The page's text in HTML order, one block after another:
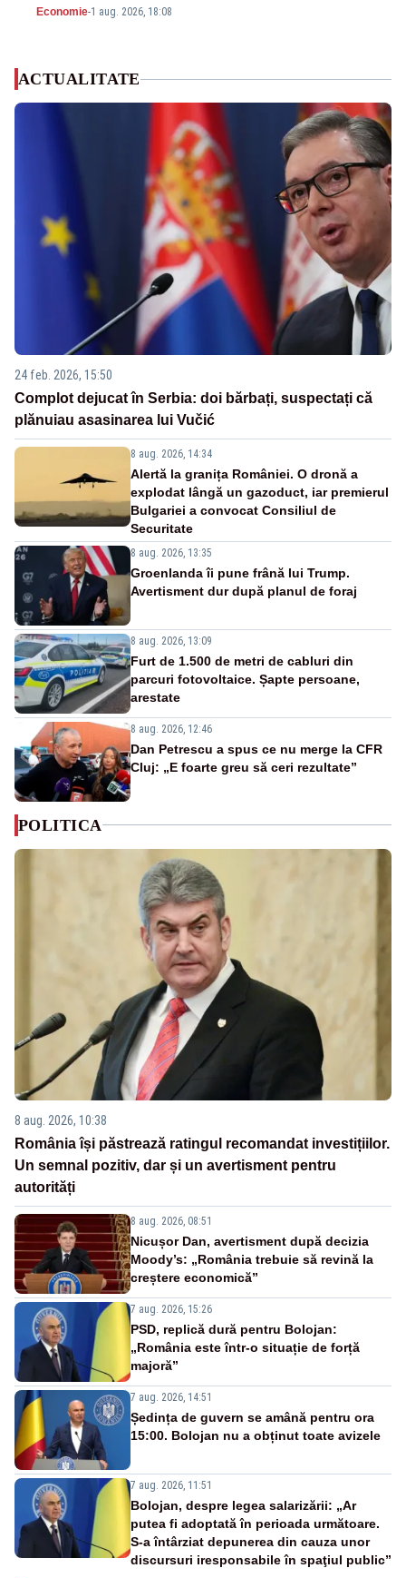
Economie-1 aug. 2026, 18:08
ACTUALITATE
24 feb. 2026, 15:50
Complot dejucat în Serbia: doi bărbați, suspectați că
plănuiau asasinarea lui Vučić
8 aug. 2026, 14:34
Alertă la granița României. O dronă a
explodat lângă un gazoduct, iar premierul
Bulgariei a convocat Consiliul de
Securitate
8 aug. 2026, 13:35
Groenlanda îi pune frână lui Trump.
Avertisment dur după planul de foraj
8 aug. 2026, 13:09
Furt de 1.500 de metri de cabluri din
parcuri fotovoltaice. Șapte persoane,
arestate
8 aug. 2026, 12:46
Dan Petrescu a spus ce nu merge la CFR
Cluj: „E foarte greu să ceri rezultate”
POLITICA
8 aug. 2026, 10:38
România își păstrează ratingul recomandat investițiilor.
Un semnal pozitiv, dar și un avertisment pentru
autorități
8 aug. 2026, 08:51
Nicușor Dan, avertisment după decizia
Moody’s: „România trebuie să revină la
creștere economică”
7 aug. 2026, 15:26
PSD, replică dură pentru Bolojan:
„România este într-o situație de forță
majoră”
7 aug. 2026, 14:51
Ședința de guvern se amână pentru ora
15:00. Bolojan nu a obținut toate avizele
7 aug. 2026, 11:51
Bolojan, despre legea salarizării: „Ar
putea fi adoptată în perioada următoare.
S-a întârziat depunerea din cauza unor
discursuri iresponsabile în spaţiul public”